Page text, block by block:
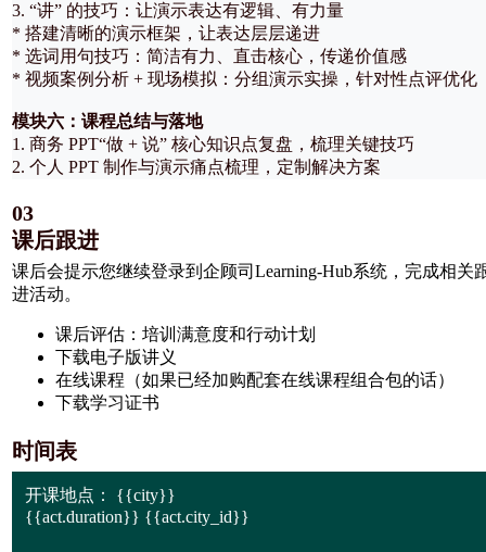
3. “讲” 的技巧：让演示表达有逻辑、有力量
* 搭建清晰的演示框架，让表达层层递进
* 选词用句技巧：简洁有力、直击核心，传递价值感
* 视频案例分析 + 现场模拟：分组演示实操，针对性点评优化
模块六：课程总结与落地
1. 商务 PPT“做 + 说” 核心知识点复盘，梳理关键技巧
2. 个人 PPT 制作与演示痛点梳理，定制解决方案
03
课后跟进
课后会提示您继续登录到企顾司Learning-Hub系统，完成相关
进活动。
课后评估：培训满意度和行动计划
下载电子版讲义
在线课程（如果已经加购配套在线课程组合包的话）
下载学习证书
时间表
开课地点： {{city}}
{{act.duration}} {{act.city_id}}